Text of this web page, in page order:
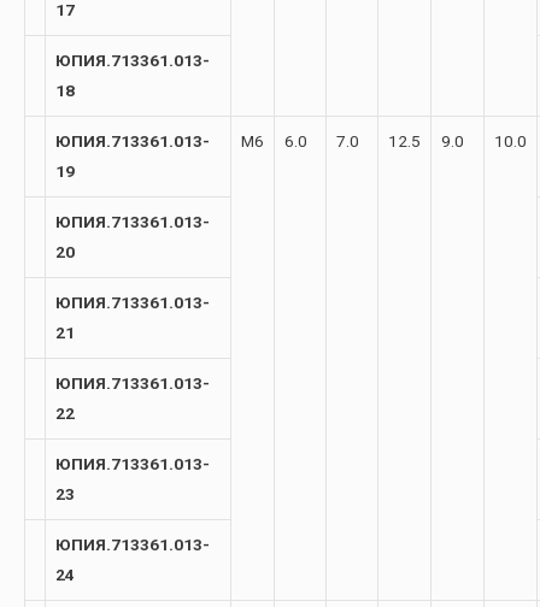
17
ЮПИЯ.713361.013-
18
ЮПИЯ.713361.013-
19
М6 6.0 7.0 12.5 9.0 10.0
ЮПИЯ.713361.013-
20
ЮПИЯ.713361.013-
21
ЮПИЯ.713361.013-
22
ЮПИЯ.713361.013-
23
ЮПИЯ.713361.013-
24